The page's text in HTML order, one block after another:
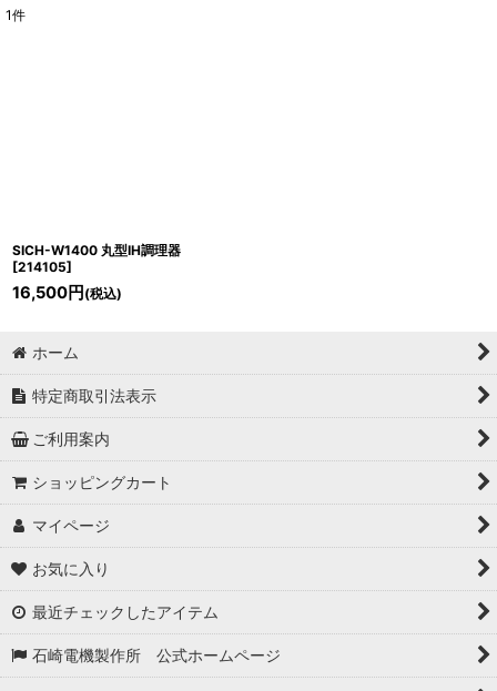
1件
SICH-W1400 丸型IH調理器
[214105]
16,500円 (税込)
ホーム
特定商取引法表示
ご利用案内
ショッピングカート
マイページ
お気に入り
最近チェックしたアイテム
石崎電機製作所 公式ホームページ